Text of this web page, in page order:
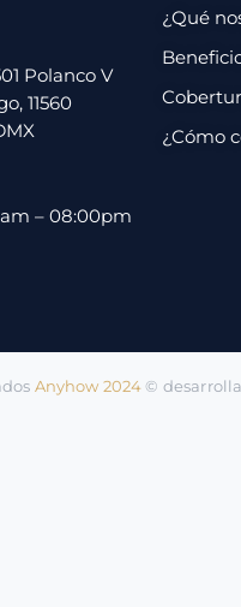
Polanco V
11560
¿Qué
¿Cómo
– 08:00pm
Anyhow 2024©️